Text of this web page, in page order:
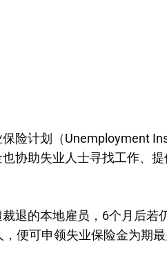
险计划（Unemployment
协助失业人士寻找工作、
退的本地雇员，6个月后若
便可申领失业保险金为期